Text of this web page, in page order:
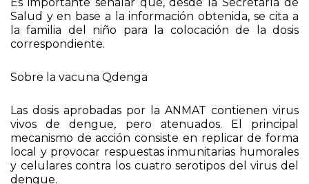
Es importante señalar que, desde la Secretaría de
Salud y en base a la información obtenida, se cita a
la familia del niño para la colocación de la dosis
correspondiente.
Sobre la vacuna Qdenga
Las dosis aprobadas por la ANMAT contienen virus
vivos de dengue, pero atenuados. El principal
mecanismo de acción consiste en replicar de forma
local y provocar respuestas inmunitarias humorales
y celulares contra los cuatro serotipos del virus del